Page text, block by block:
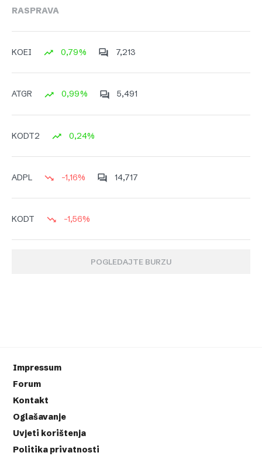
RASPRAVA
KOEI 0,79% 7,213
ATGR 0,99% 5,491
KODT2 0,24%
ADPL -1,16% 14,717
KODT -1,56%
POGLEDAJTE BURZU
Impressum
Forum
Kontakt
Oglašavanje
Uvjeti korištenja
Politika privatnosti